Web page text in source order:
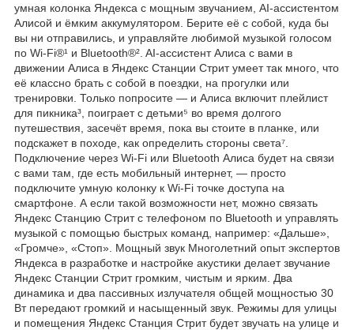
умная колонка Яндекса с мощным звучанием, AI-ассистентом
Алисой и ёмким аккумулятором. Берите её с собой, куда бы
вы ни отправились, и управляйте любимой музыкой голосом
по Wi-Fi®︎¹ и Bluetooth®︎². AI-ассистент Алиса с вами в
движении Алиса в Яндекс Станции Стрит умеет так много, что
её классно брать с собой в поездки, на прогулки или
тренировки. Только попросите — и Алиса включит плейлист
для пикника³, поиграет с детьми⁵ во время долгого
путешествия, засечёт время, пока вы стоите в планке, или
подскажет в походе, как определить стороны света⁷.
Подключение через Wi-Fi или Bluetooth Алиса будет на связи
с вами там, где есть мобильный интернет, — просто
подключите умную колонку к Wi-Fi точке доступа на
смартфоне. А если такой возможности нет, можно связать
Яндекс Станцию Стрит с телефоном по Bluetooth и управлять
музыкой с помощью быстрых команд, например: «Дальше»,
«Громче», «Стоп». Мощный звук Многолетний опыт экспертов
Яндекса в разработке и настройке акустики делает звучание
Яндекс Станции Стрит громким, чистым и ярким. Два
динамика и два пассивных излучателя общей мощностью 30
Вт передают громкий и насыщенный звук. Режимы для улицы
и помещения Яндекс Станция Стрит будет звучать на улице и